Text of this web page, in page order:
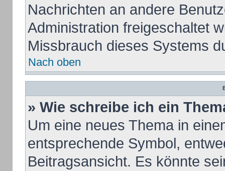
Nachrichten an andere
Administration freigeschaltet
Missbrauch dieses Systems
Nach oben
» Wie schreibe ich ein
Um eine neues Thema in
entsprechende Symbol,
Beitragsansicht. Es könnte